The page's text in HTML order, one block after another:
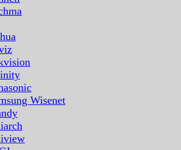
Wisenet